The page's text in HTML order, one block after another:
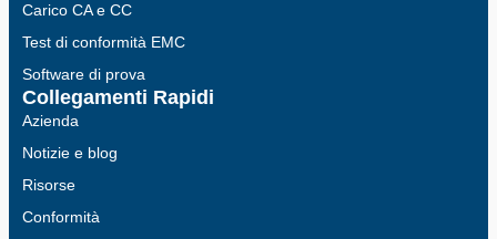
Carico CA e CC
Test di conformità EMC
Software di prova
Collegamenti Rapidi
Azienda
Notizie e blog
Risorse
Conformità